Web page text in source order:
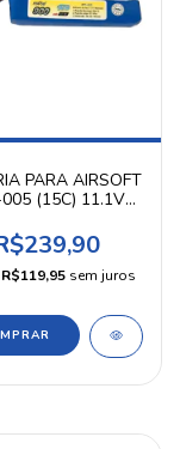
PARA AIRSOFT
005 (15C) 11.1V
R$119,95 sem juros